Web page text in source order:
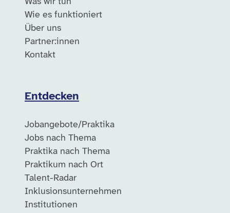
Wie es funktioniert
Über uns
Partner:innen
Kontakt
Entdecken
Jobangebote/Praktika
Jobs nach Thema
Praktika nach Thema
Praktikum nach Ort
Talent-Radar
Inklusionsunternehmen
Institutionen